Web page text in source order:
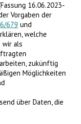
16.06.2023-
Vorgaben der
679 und
welche
wir als
zukünftig
Möglichkeiten
über Daten, die